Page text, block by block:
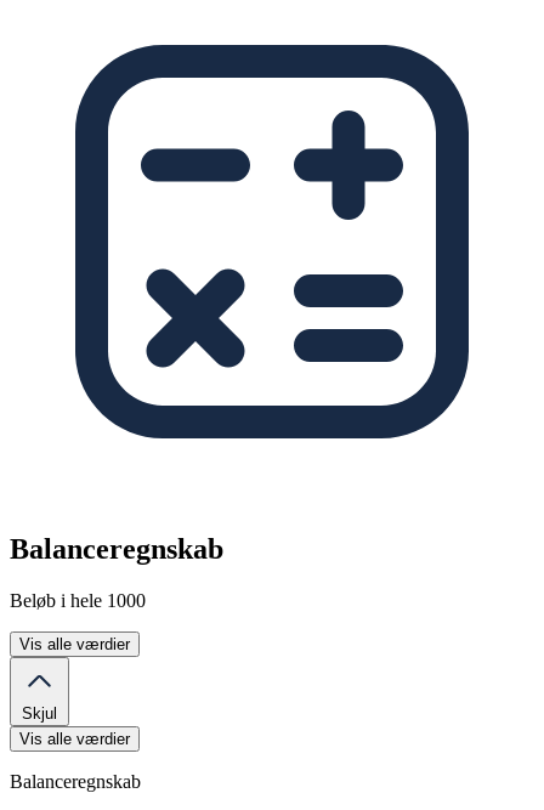
Balanceregnskab
Beløb i hele 1000
Vis alle værdier
Skjul
Vis alle værdier
Balanceregnskab